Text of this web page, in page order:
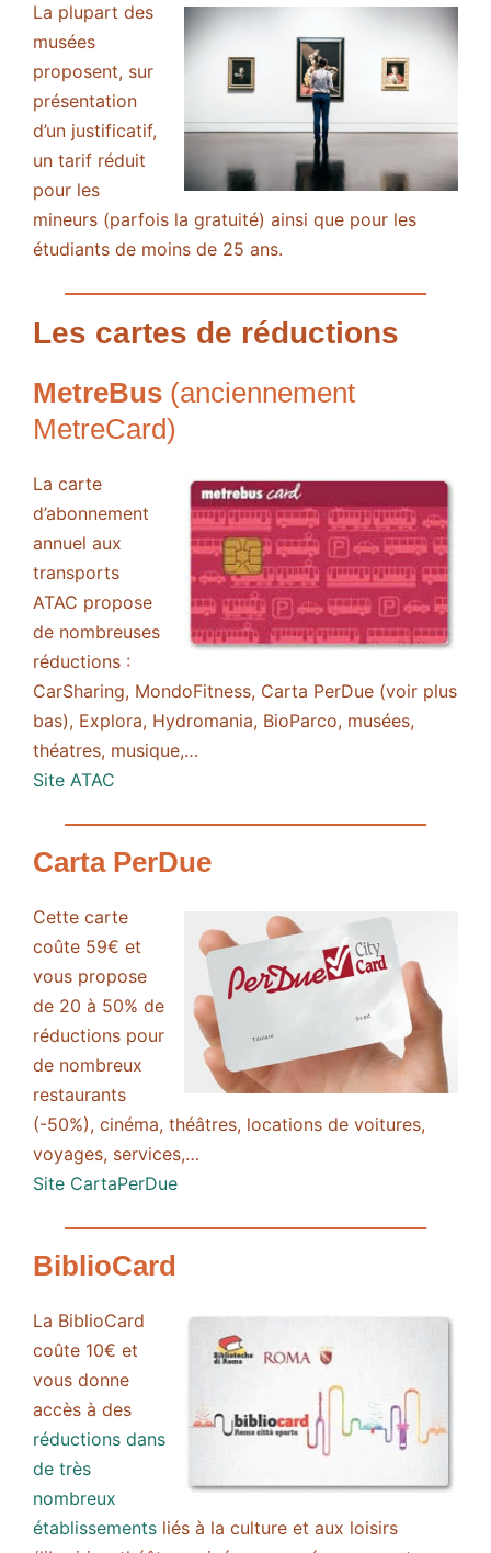
La plupart des
musées
proposent, sur
présentation
d’un justificatif,
un tarif réduit
pour les
mineurs (parfois la gratuité) ainsi que pour les
étudiants de moins de 25 ans.
Les cartes de réductions
MetreBus (anciennement
MetreCard)
La carte
d’abonnement
annuel aux
transports
ATAC propose
de nombreuses
réductions :
CarSharing, MondoFitness, Carta PerDue (voir plus
bas), Explora, Hydromania, BioParco, musées,
théatres, musique,…
Site ATAC
Carta PerDue
Cette carte
coûte 59€ et
vous propose
de 20 à 50% de
réductions pour
de nombreux
restaurants
(-50%), cinéma, théâtres, locations de voitures,
voyages, services,…
Site CartaPerDue
BiblioCard
La BiblioCard
coûte 10€ et
vous donne
accès à des
réductions dans
de très
nombreux
établissements liés à la culture et aux loisirs